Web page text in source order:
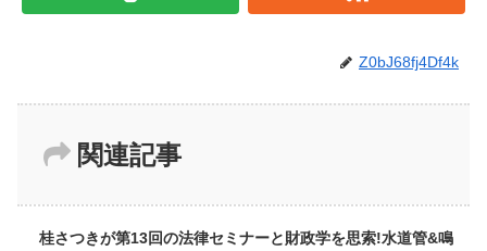
Z0bJ68fj4Df4k
関連記事
桂さつきが第13回の法律セミナーと財政学を思索!水道管&鳴